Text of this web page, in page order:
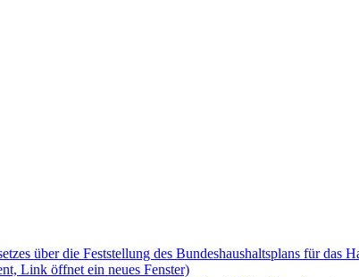
über die Feststellung des Bundeshaushaltsplans für das
Link öffnet ein neues Fenster)